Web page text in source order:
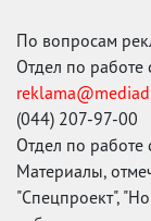
По вопросам
Отдел по
(044) 207-97-00
Отдел по
Материалы,
"Спецпроект",